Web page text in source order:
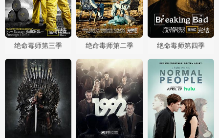
完结
绝命毒师第三季
完结
绝命毒师第二季
完结
绝命毒师第四季